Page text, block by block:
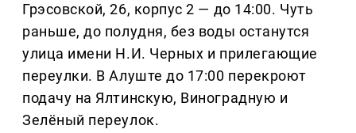
Грэсовской, 26, корпус 2 — до 14:00. Чуть
раньше, до полудня, без воды останутся
улица имени Н.И. Черных и прилегающие
переулки. В Алуште до 17:00 перекроют
подачу на Ялтинскую, Виноградную и
Зелёный переулок.